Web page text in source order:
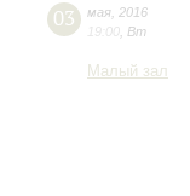
03 мая 2016
19:00 Вт
Малый зал